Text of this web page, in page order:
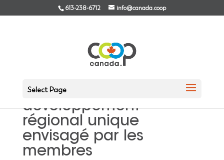
613-238-6712 info@canada.coop
Select Page
Coopérative de
développement
régional unique
envisagé par les
membres